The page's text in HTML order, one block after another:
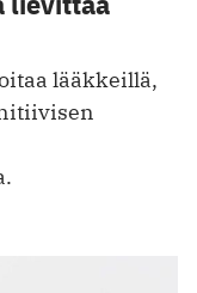
lääkkeillä,